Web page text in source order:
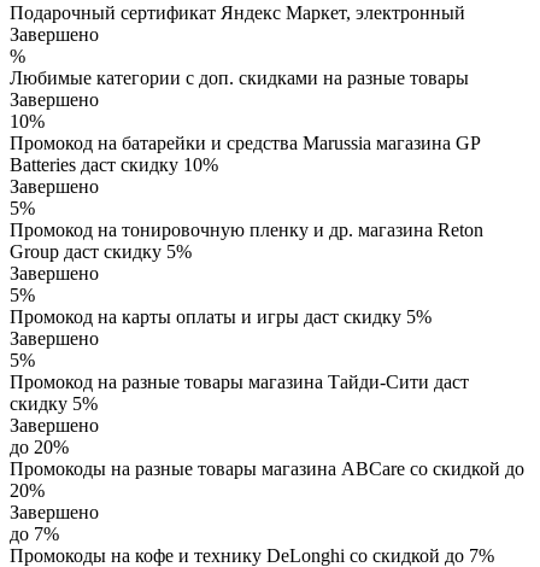
Подарочный сертификат Яндекс Маркет, электронный
Завершено
%
Любимые категории с доп. скидками на разные товары
Завершено
10%
Промокод на батарейки и средства Marussia магазина GP
Batteries даст скидку 10%
Завершено
5%
Промокод на тонировочную пленку и др. магазина Reton
Group даст скидку 5%
Завершено
5%
Промокод на карты оплаты и игры даст скидку 5%
Завершено
5%
Промокод на разные товары магазина Тайди-Сити даст
скидку 5%
Завершено
до 20%
Промокоды на разные товары магазина ABCare со скидкой до
20%
Завершено
до 7%
Промокоды на кофе и технику DeLonghi со скидкой до 7%